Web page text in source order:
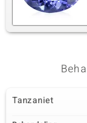
Tanzaniet